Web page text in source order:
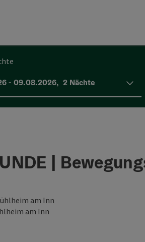
/ Nächte
- 09.08.2026, 2 Nächte
|
am Inn
am Inn